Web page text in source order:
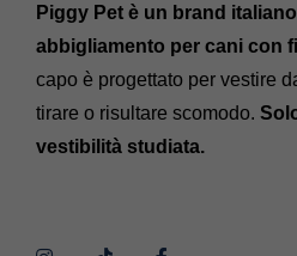
Piggy Pet è un brand
abbigliamento per cani con
capo è progettato per vestire
tirare o risultare scomodo.
vestibilità studiata.